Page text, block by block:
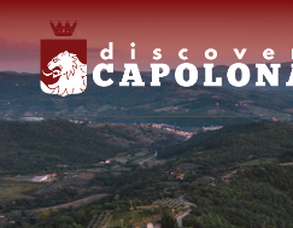
PERCORSI